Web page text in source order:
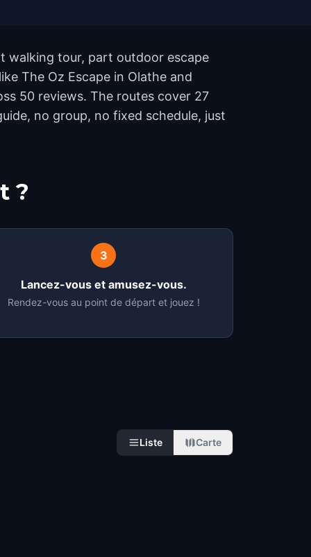
walking tour, part outdoor escape
The Oz Escape in Olathe and
50 reviews. The routes cover 27
no group, no fixed schedule, just
?
3
Lancez-vous et amusez-vous.
Rendez-vous au point de départ et jouez !
Liste Carte